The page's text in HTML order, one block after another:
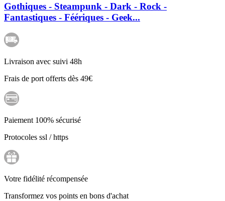
Gothiques - Steampunk - Dark - Rock -
Fantastiques - Féériques - Geek...
Livraison avec suivi 48h
Frais de port offerts dès 49€
Paiement 100% sécurisé
Protocoles ssl / https
Votre fidélité récompensée
Transformez vos points en bons d'achat